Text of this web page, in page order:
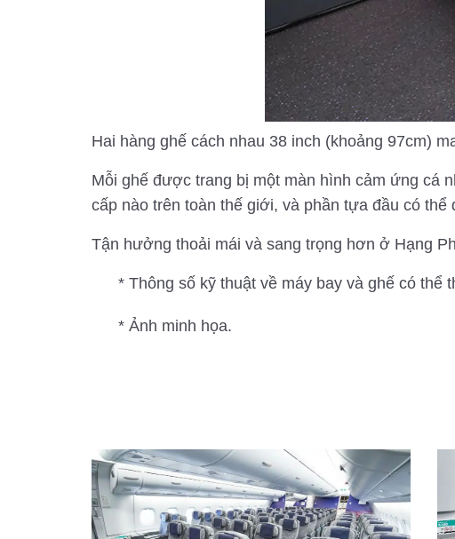
Hai hàng ghế cách nhau 38 inch (khoảng 97cm)
Mỗi ghế được trang bị một màn hình cảm ứng cá
cấp nào trên toàn thế giới, và phần tựa đầu có
Tận hưởng thoải mái và sang trọng hơn ở Hạng
* Thông số kỹ thuật về máy bay và ghế có thể
* Ảnh minh họa.